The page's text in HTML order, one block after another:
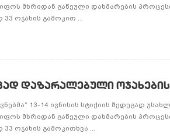
მხრიდან გაწეული დახმარების
ოჯახის გამოკით ...
დაზარალებული
13-14 ივნისის სტიქიის შედეგად
მხრიდან გაწეული დახმარების
ოჯახის გამოკითხვა ...